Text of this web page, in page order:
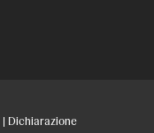
| Dichiarazione